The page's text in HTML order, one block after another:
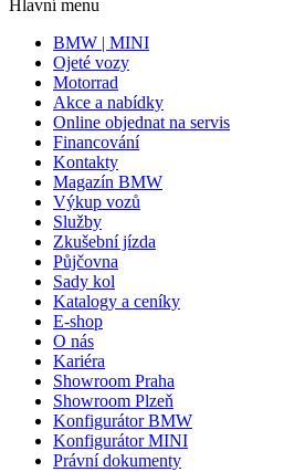
Hlavní menu
BMW | MINI
Ojeté vozy
Motorrad
Akce a nabídky
Online objednat na servis
Financování
Kontakty
Magazín BMW
Výkup vozů
Služby
Zkušební jízda
Půjčovna
Sady kol
Katalogy a ceníky
E-shop
O nás
Kariéra
Showroom Praha
Showroom Plzeň
Konfigurátor BMW
Konfigurátor MINI
Právní dokumenty